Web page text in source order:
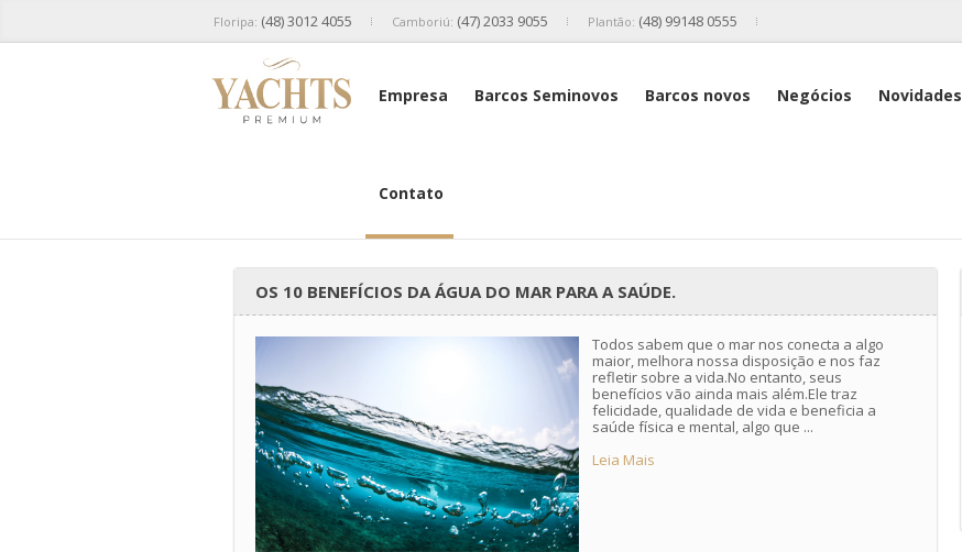
Floripa: (48) 3012 4055 Camboriú: (47) 2033 9055 Plantão: (48) 99148 0555
Empresa Barcos Seminovos Barcos novos Negócios Novidades
Contato
OS 10 BENEFÍCIOS DA ÁGUA DO MAR PARA A SAÚDE.
Todos sabem que o mar nos conecta a algo
maior, melhora nossa disposição e nos faz
refletir sobre a vida.No entanto, seus
benefícios vão ainda mais além.Ele traz
felicidade, qualidade de vida e beneficia a
saúde física e mental, algo que ...
Leia Mais